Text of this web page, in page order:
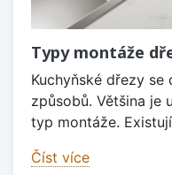
Typy montáže
Kuchyňské dřezy
způsobů. Většina je
typ montáže.
Číst více